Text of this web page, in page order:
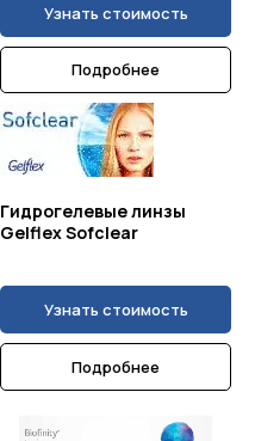
Узнать стоимость
Подробнее
Гидрогелевые линзы
Gelflex Sofclear
Узнать стоимость
Подробнее